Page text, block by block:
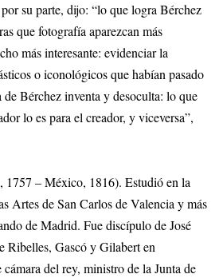
su parte, dijo: “lo que logra Bérchez
que fotografía aparezcan más
más interesante: evidenciar la
o iconológicos que habían pasado
Bérchez inventa y desoculta: lo que
lo es para el creador, y viceversa”,
1757 – México, 1816). Estudió en la
Artes de San Carlos de Valencia y más
de Madrid. Fue discípulo de José
Ribelles, Gascó y Gilabert en
del rey, ministro de la Junta de